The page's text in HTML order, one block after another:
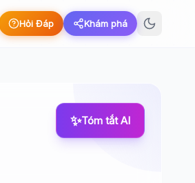
Hỏi Đáp Khám phá
✨Tóm tắt AI